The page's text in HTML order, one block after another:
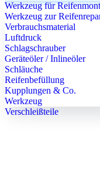
Werkzeug für
Werkzeug zur
Verbrauchsmaterial
Luftdruck
Schlagschrauber
Geräteöler / Inlineöler
Schläuche
Reifenbefüllung
Kupplungen & Co.
Werkzeug
Verschleißteile